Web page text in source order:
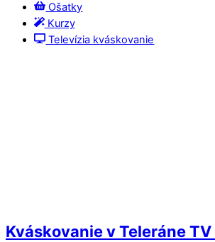
Ošatky
Kurzy
Televízia kváskovanie
Kváskovanie v Teleráne